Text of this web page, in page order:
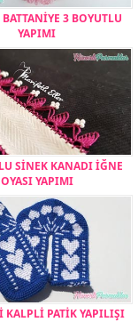
BATTANİYE 3 BOYUTLU
YAPIMI
SİNEK KANADI İĞNE
OYASI YAPIMI
KALPLİ PATİK YAPILIŞI